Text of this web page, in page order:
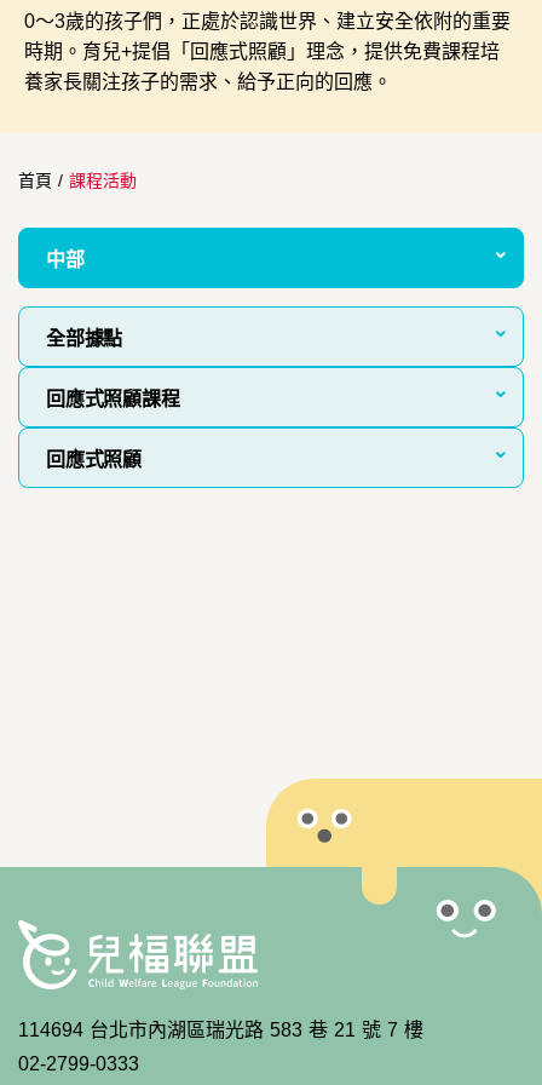
0～3歲的孩子們，正處於認識世界、建立安全依附的重要
時期。育兒+提倡「回應式照顧」理念，提供免費課程培
養家長關注孩子的需求、給予正向的回應。
首頁 / 課程活動
中部
全部據點
回應式照顧課程
回應式照顧
114694 台北市內湖區瑞光路 583 巷 21 號 7 樓
02-2799-0333